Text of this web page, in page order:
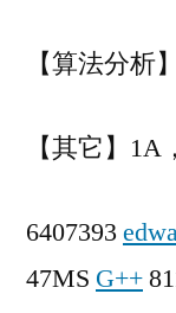
【算法分析
【其它】
6407393
47MS G++